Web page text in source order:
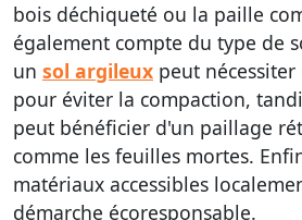
bois déchiqueté ou la paille
également compte du type de
un sol argileux peut
pour éviter la compaction,
peut bénéficier d'un paillage
comme les feuilles mortes.
matériaux accessibles
démarche écoresponsable.